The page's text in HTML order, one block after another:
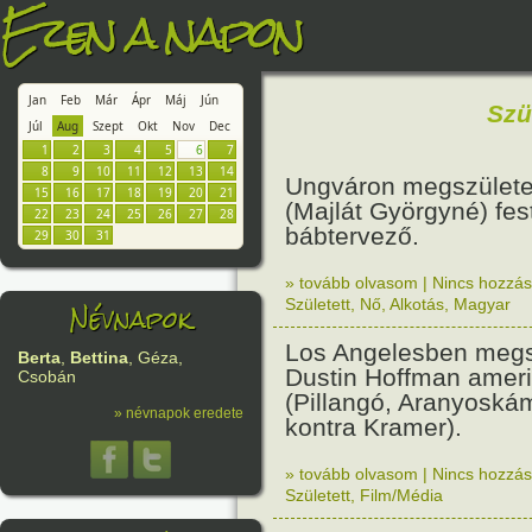
Ezen a napon
Jan Feb Már Ápr Máj
Jún
Júl
Aug Szept Okt Nov
Dec
1
2 3 4 5 6
7
8
9 10 11 12 13
14
15
16 17 18 19 20
21
22
23 24 25 26 27
28
29
30 31
Névnapok
Berta, Bettina, Géza,
Csobán
» névnapok eredete
Ungváron
(Majlát Györgyné)
bábtervező.
» tovább olvasom | Nincs
Született Nő Alkotás Magyar
Los Angelesben
Dustin Hoffman
(Pillangó,
kontra Kramer).
» tovább olvasom | Nincs
Született Film/Média